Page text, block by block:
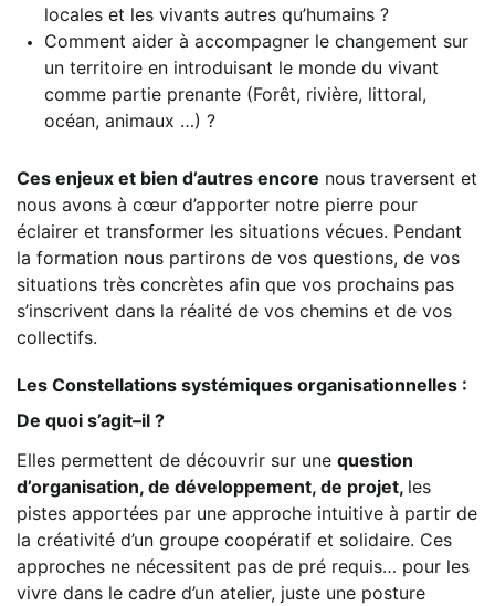
locales et les vivants autres qu’humains ?
Comment aider à accompagner le changement sur
un territoire en introduisant le monde du vivant
comme partie prenante (Forêt, rivière, littoral,
océan, animaux …) ?
Ces enjeux et bien d’autres encore nous traversent et
nous avons à cœur d’apporter notre pierre pour
éclairer et transformer les situations vécues. Pendant
la formation nous partirons de vos questions, de vos
situations très concrètes afin que vos prochains pas
s’inscrivent dans la réalité de vos chemins et de vos
collectifs.
Les Constellations systémiques organisationnelles :
De quoi s’agit–il ?
Elles permettent de découvrir sur une question
d’organisation, de développement, de projet, les
pistes apportées par une approche intuitive à partir de
la créativité d’un groupe coopératif et solidaire. Ces
approches ne nécessitent pas de pré requis… pour les
vivre dans le cadre d’un atelier, juste une posture